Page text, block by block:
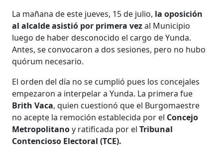
La mañana de este jueves, 15 de julio, la oposición
al alcalde asistió por primera vezal Municipio
luego de haber desconocido el cargo de Yunda.
Antes, se convocaron a dos sesiones, pero no hubo
quórum necesario.
El orden del día no se cumplió pues los concejales
empezaron a interpelar a Yunda. La primera fue
Brith Vaca, quien cuestionó que el Burgomaestre
no acepte la remoción establecida por el Concejo
Metropolitanoy ratificada por elTribunal
Contencioso Electoral (TCE).